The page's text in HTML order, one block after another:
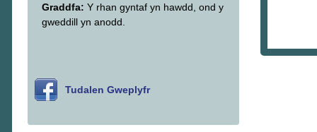
Graddfa: Y rhan gyntaf yn hawdd, ond y
gweddill yn anodd.
Tudalen Gweplyfr